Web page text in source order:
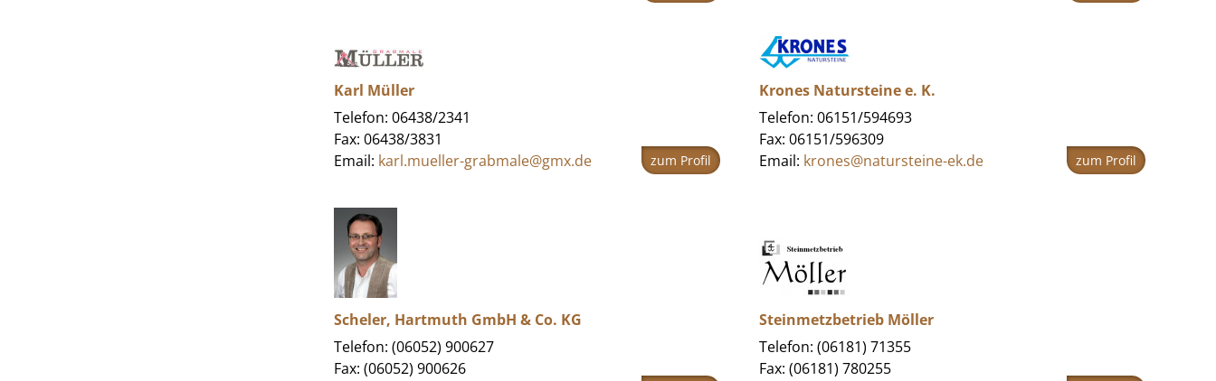
Karl Müller
Telefon: 06438/2341
Fax: 06438/3831
Email: karl.mueller-grabmale@gmx.de zum Profil
Krones Natursteine e. K.
Telefon: 06151/594693
Fax: 06151/596309
Email: krones@natursteine-ek.de zum Profil
Scheler, Hartmuth GmbH & Co. KG
Telefon: (06052) 900627
Fax: (06052) 900626
Steinmetzbetrieb Möller
Telefon: (06181) 71355
Fax: (06181) 780255